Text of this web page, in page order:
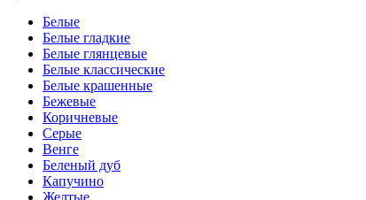
Белые
Белые гладкие
Белые глянцевые
Белые классические
Белые крашенные
Бежевые
Коричневые
Серые
Венге
Беленый дуб
Капучино
Желтые